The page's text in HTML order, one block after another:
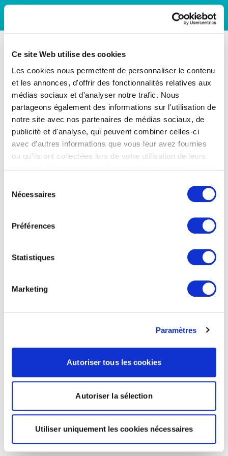
Ce site Web utilise des cookies
Les cookies nous permettent de personnaliser le contenu
et les annonces, d'offrir des fonctionnalités relatives aux
médias sociaux et d'analyser notre trafic. Nous
partageons également des informations sur l'utilisation de
notre site avec nos partenaires de médias sociaux, de
publicité et d'analyse, qui peuvent combiner celles-ci
avec d'autres informations que vous leur avez fournies
ou qu'ils ont collectées lors de votre utilisation de leurs
Nécessaires
Préférences
Statistiques
Marketing
Paramètres
Autoriser tous les cookies
Autoriser la sélection
Utiliser uniquement les cookies nécessaires